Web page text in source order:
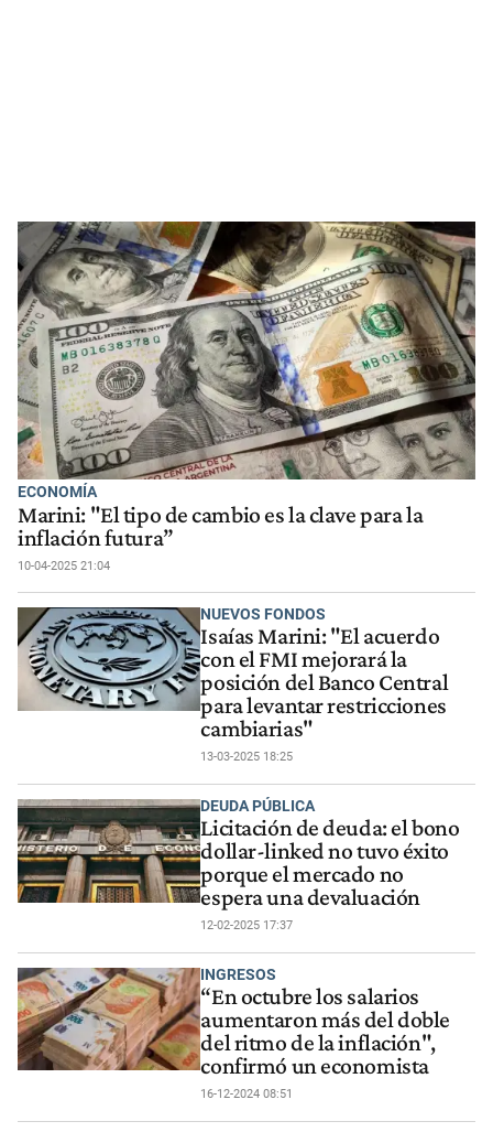
ECONOMÍA
Marini: "El tipo de cambio es la clave para la
inflación futura”
10-04-2025 21:04
NUEVOS FONDOS
Isaías Marini: "El acuerdo
con el FMI mejorará la
posición del Banco Central
para levantar restricciones
cambiarias"
13-03-2025 18:25
DEUDA PÚBLICA
Licitación de deuda: el bono
dollar-linked no tuvo éxito
porque el mercado no
espera una devaluación
12-02-2025 17:37
INGRESOS
“En octubre los salarios
aumentaron más del doble
del ritmo de la inflación",
confirmó un economista
16-12-2024 08:51